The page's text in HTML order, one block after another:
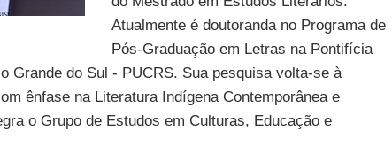
Atualmente é doutoranda no Programa de
Pós-Graduação em Letras na Pontifícia
Grande do Sul - PUCRS. Sua pesquisa volta-se à
ênfase na Literatura Indígena Contemporânea e
o Grupo de Estudos em Culturas, Educação e